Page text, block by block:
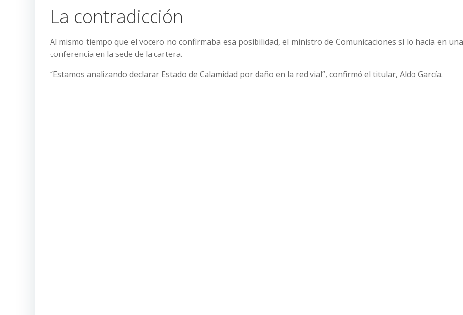
La contradicción
Al mismo tiempo que el vocero no confirmaba esa posibilidad, el ministro de Comunicaciones sí lo hacía en una
conferencia en la sede de la cartera.
“Estamos analizando declarar Estado de Calamidad por daño en la red vial”, confirmó el titular, Aldo García.